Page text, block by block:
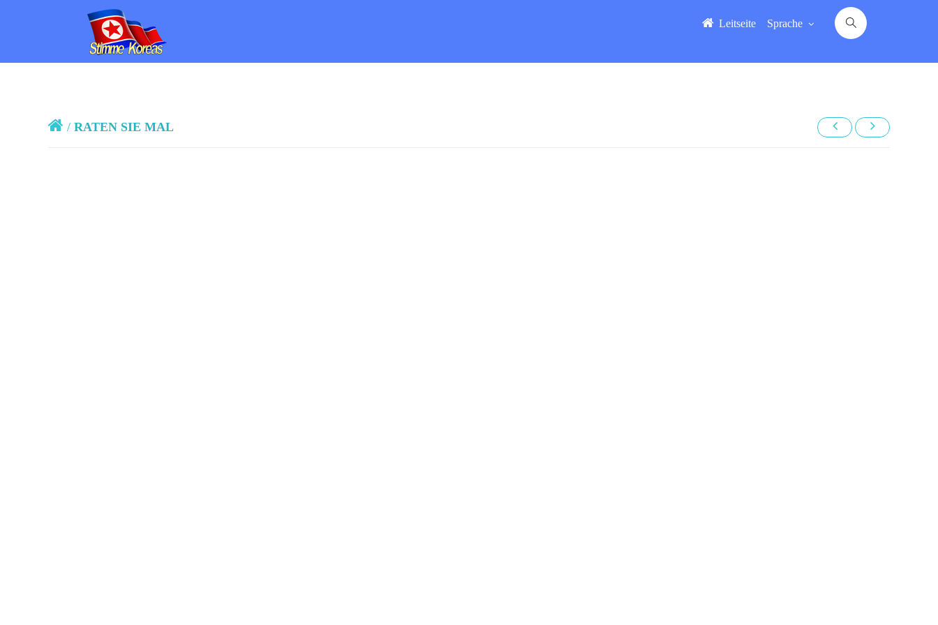
Leitseite Sprache
/ RATEN SIE MAL